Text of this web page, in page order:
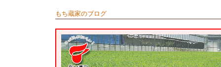
もち蔵家のブログ